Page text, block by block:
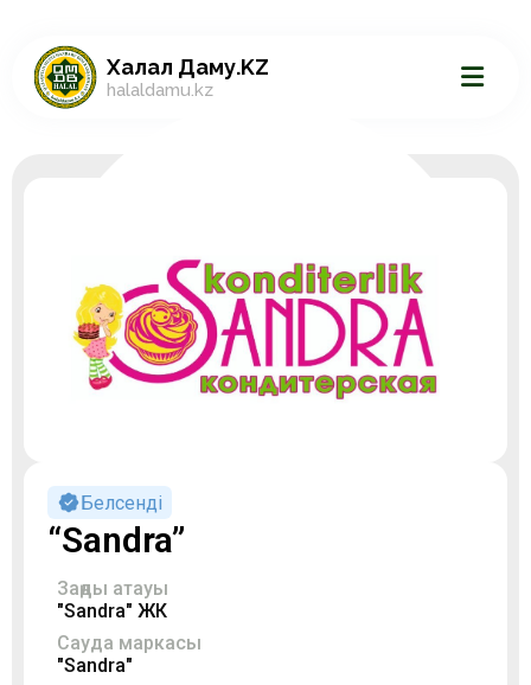
Халал Даму.KZ
halaldamu.kz
Белсенді
“Sandra”
Заңды атауы
"Sandra" ЖК
Сауда маркасы
"Sandra"